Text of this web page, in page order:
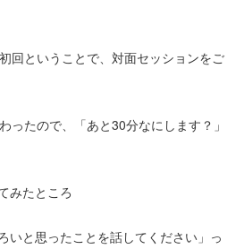
回ということで、対面セッションをご
ったので、「あと30分なにします？」
みたところ
いと思ったことを話してください」っ